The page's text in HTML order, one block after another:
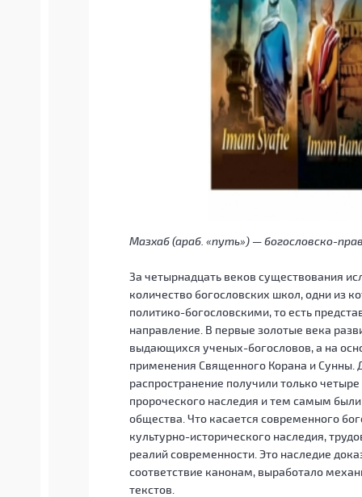
Мазхаб (араб. «путь») — богословско-
За четырнадцать веков существования
количество богословских школ, одни из
политико-богословскими, то есть
направление. В первые золотые века
выдающихся ученых-богословов, а на
применения Священного Корана и Сунны.
распространение получили только
пророческого наследия и тем самым
общества. Что касается современного
культурно-исторического наследия,
реалий современности. Это наследие
соответствие канонам, выработало
текстов.